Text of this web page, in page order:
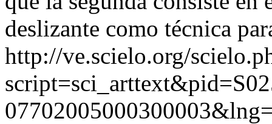
deslizante como técnica
http://ve.scielo.org/